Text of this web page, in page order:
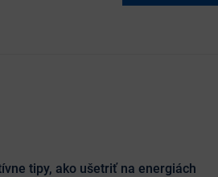
tipy, ako ušetriť na energiách